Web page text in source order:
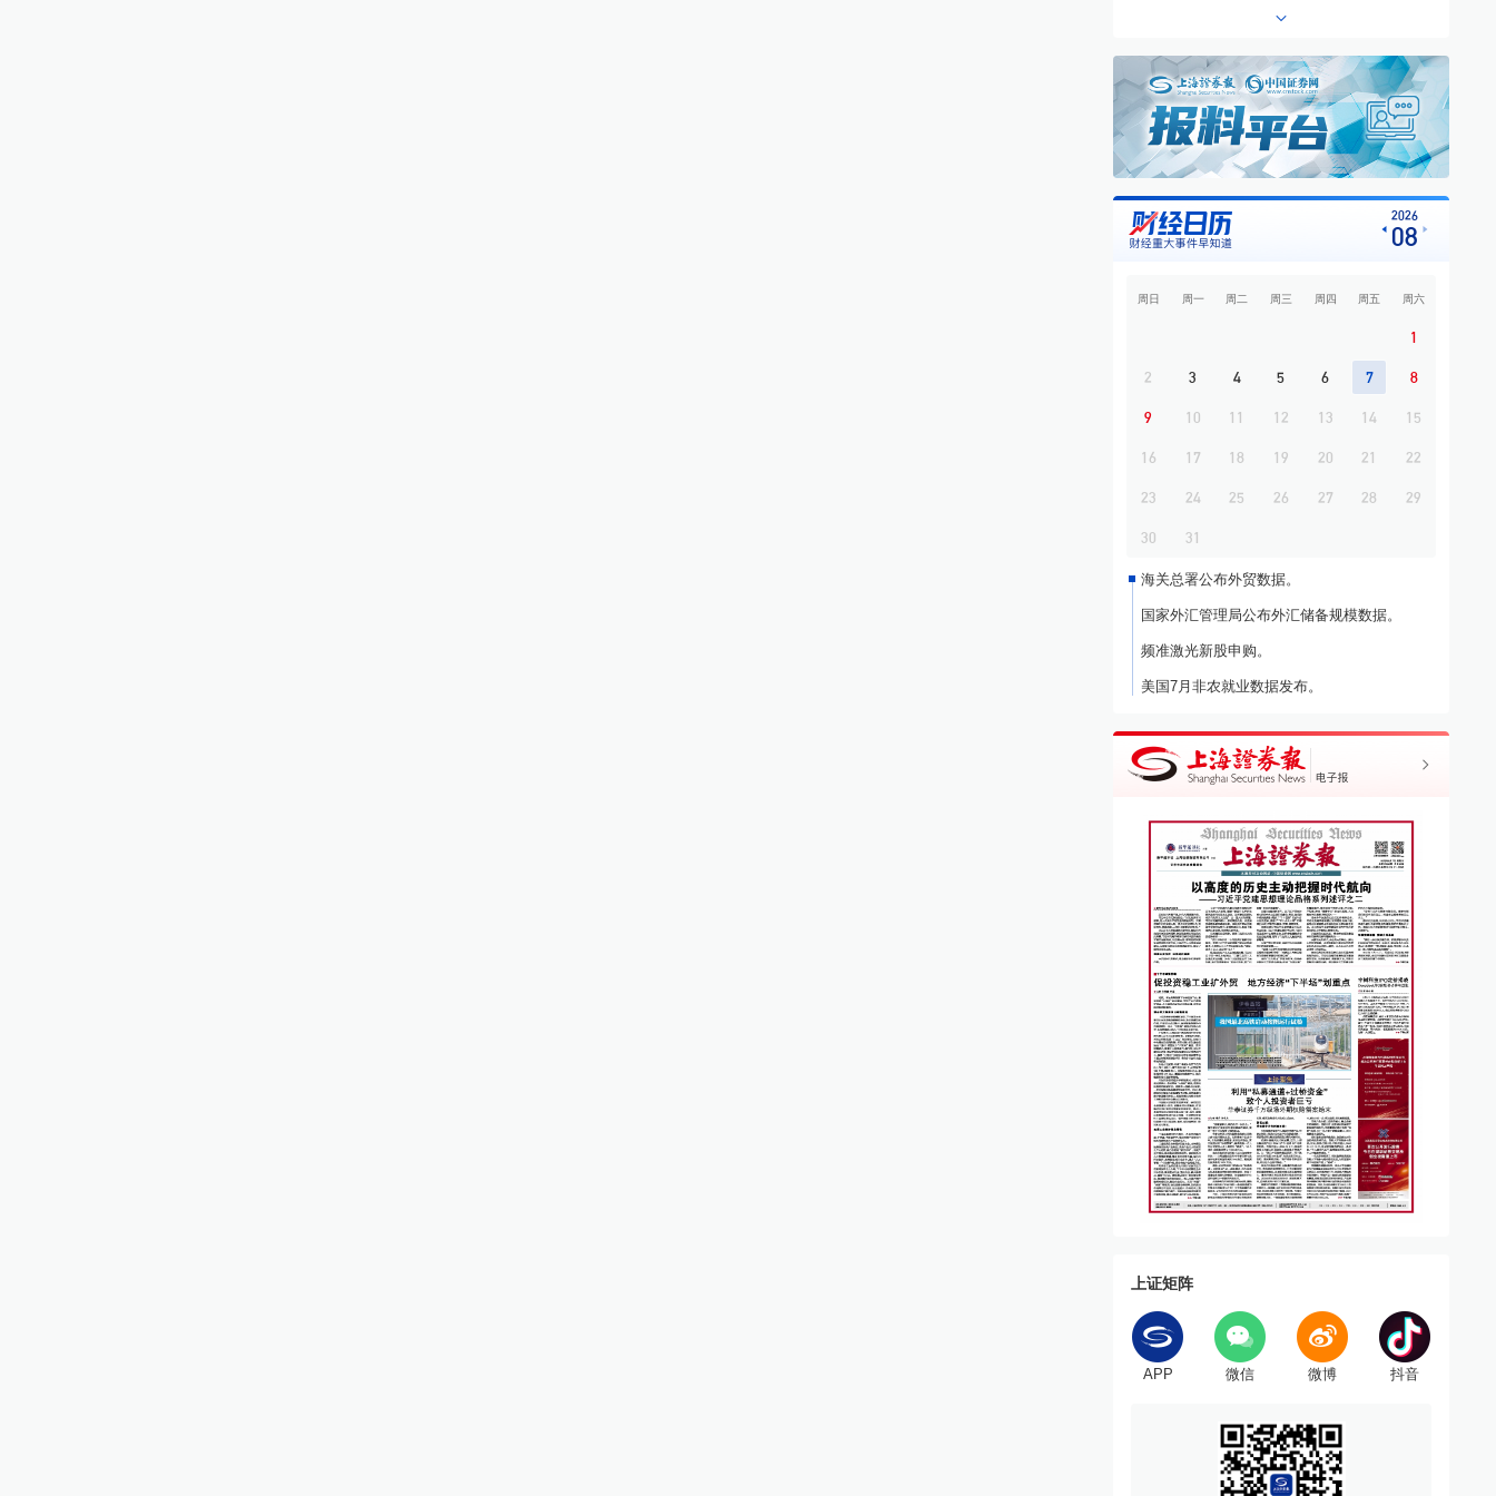
专题·港股异动 | 沪上阿姨盘中涨超13%
7 专题·个股异动 | 603221，10连板
8
专题·板块异动 | 煤炭板块大幅上涨 昊华能
源等多股涨停
9
专题·国际晨讯 | 闪迪、西部数据美股盘后大
跌 黄金强势反弹
10 开盘必读 2026
08
周日 周一 周二 周三 周四 周五 周六
1
2 3 4 5 6 7 8
9 10 11 12 13 14 15
16 17 18 19 20 21 22
23 24 25 26 27 28 29
30 31
海关总署公布外贸数据。
国家外汇管理局公布外汇储备规模数据。
频准激光新股申购。
美国7月非农就业数据发布。
上证矩阵
APP 微信 微博 抖音